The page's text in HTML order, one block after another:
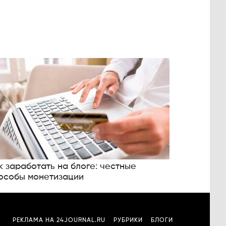
заработать на блоге: честные
монетизации
РЕКЛАМА НА 24JOURNAL.RU РУБРИКИ БЛОГИ